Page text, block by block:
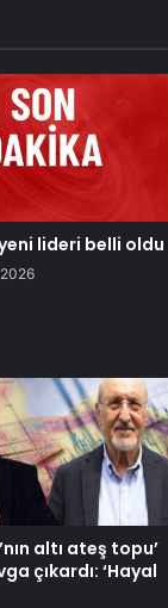
yeni lideri belli oldu
altı ateş topu’
çıkardı: ‘Hayal